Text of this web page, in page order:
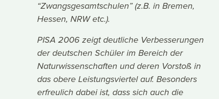
“Zwangsgesamtschulen” (z.B. in Bremen,
Hessen, NRW etc.).
PISA 2006 zeigt deutliche Verbesserungen
der deutschen Schüler im Bereich der
Naturwissenschaften und deren Vorstoß in
das obere Leistungsviertel auf. Besonders
erfreulich dabei ist, dass sich auch die